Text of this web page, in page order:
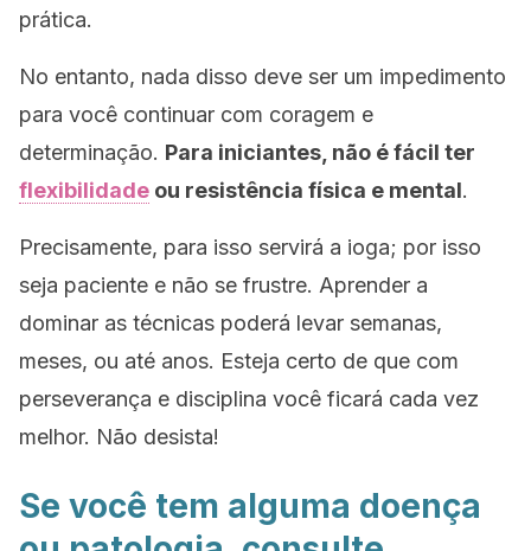
prática.
No entanto, nada disso deve ser um impedimento
para você continuar com coragem e
determinação. Para iniciantes, não é fácil ter
flexibilidade ou resistência física e mental.
Precisamente, para isso servirá a ioga; por isso
seja paciente e não se frustre. Aprender a
dominar as técnicas poderá levar semanas,
meses, ou até anos. Esteja certo de que com
perseverança e disciplina você ficará cada vez
melhor. Não desista!
Se você tem alguma doença